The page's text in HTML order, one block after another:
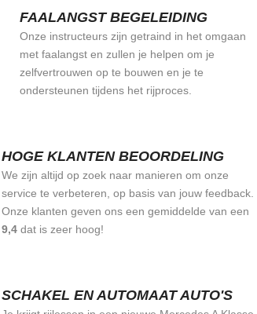
FAALANGST BEGELEIDING
Onze instructeurs zijn getraind in het omgaan
met faalangst en zullen je helpen om je
zelfvertrouwen op te bouwen en je te
ondersteunen tijdens het rijproces.
HOGE KLANTEN BEOORDELING
We zijn altijd op zoek naar manieren om onze
service te verbeteren, op basis van jouw feedback.
Onze klanten geven ons een gemiddelde van een
9,4dat is zeer hoog!
SCHAKEL EN AUTOMAAT AUTO'S